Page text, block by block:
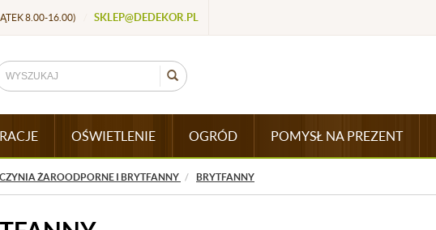
8.00-16.00) SKLEP@DEDEKOR.PL
OŚWIETLENIE OGRÓD POMYSŁ NA PREZENT
ŻAROODPORNE I BRYTFANNY BRYTFANNY